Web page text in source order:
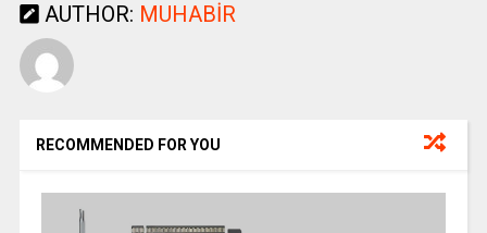
AUTHOR: MUHABIR
RECOMMENDED FOR YOU